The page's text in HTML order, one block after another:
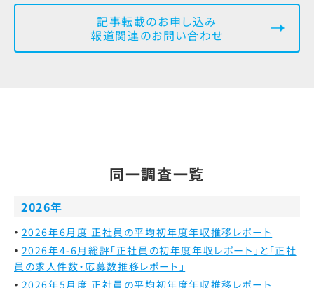
記事転載のお申し込み
報道関連のお問い合わせ
同一調査一覧
2026年
2026年6月度 正社員の平均初年度年収推移レポート
2026年4-6月総評「正社員の初年度年収レポート」と「正社
員の求人件数・応募数推移レポート」
2026年5月度 正社員の平均初年度年収推移レポート